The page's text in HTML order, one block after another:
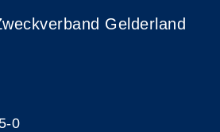
Gelderland
0